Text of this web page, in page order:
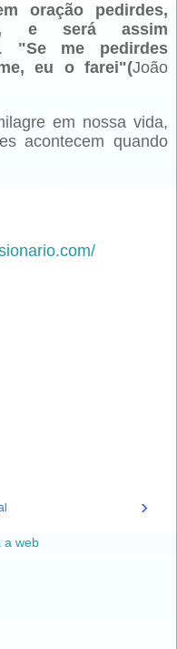
oração pedirdes,
e será assim
"Se me pedirdes
eu o farei"(João
em nossa vida,
acontecem quando
›
a web